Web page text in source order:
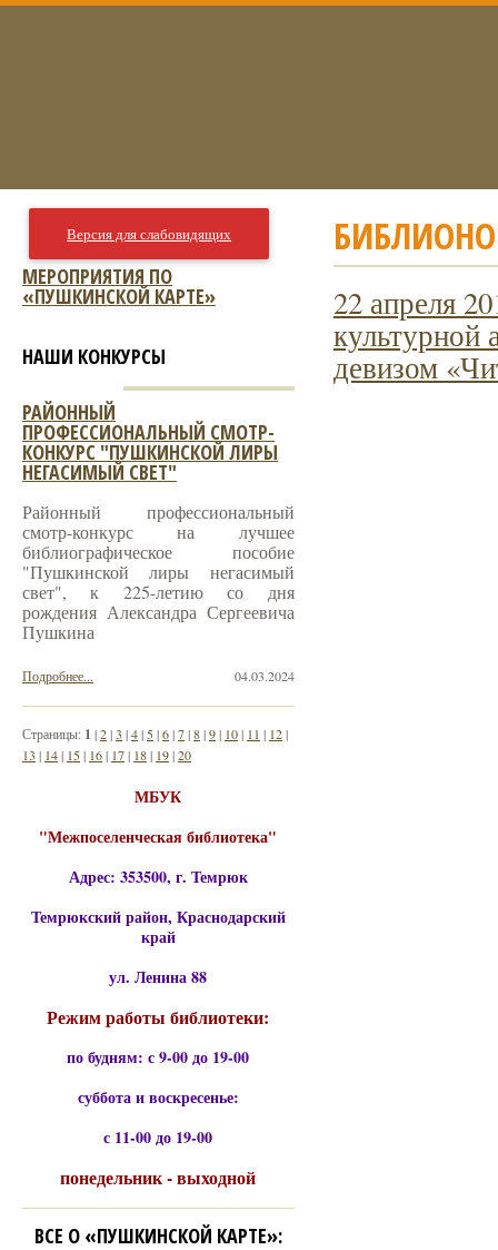
22 апреля
культурной
девизом
Версия для слабовидящих
МЕРОПРИЯТИЯ ПО
«ПУШКИНСКОЙ КАРТЕ»
НАШИ КОНКУРСЫ
РАЙОННЫЙ
ПРОФЕССИОНАЛЬНЫЙ СМОТР-
КОНКУРС "ПУШКИНСКОЙ ЛИРЫ
НЕГАСИМЫЙ СВЕТ"
Районный профессиональный
смотр-конкурс на лучшее
библиографическое пособие
"Пушкинской лиры негасимый
свет", к 225-летию со дня
рождения Александра Сергеевича
Пушкина
04.03.2024
Подробнее...
Страницы: 1 |2|3 |4| 5|6|7|8|9| 10| 11 | 12|
13 | 14| 15| 16| 17| 18| 19|20
МБУК
"Межпоселенческая библиотека"
Адрес: 353500, г. Темрюк
Темрюкский район, Краснодарский
край
ул. Ленина 88
Режим работы библиотеки:
по будням: с 9-00 до 19-00
суббота и воскресенье:
с 11-00 до 19-00
понедельник - выходной
ВСЕ О «ПУШКИНСКОЙ КАРТЕ»: